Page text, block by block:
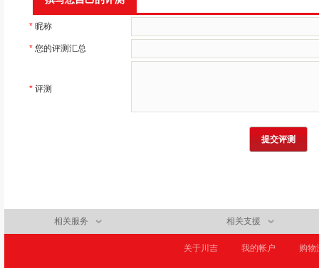
* 昵称
* 您的评测汇总
* 评测
提交评测
相关服务 相关支援
关于川吉 我的帐户 购物